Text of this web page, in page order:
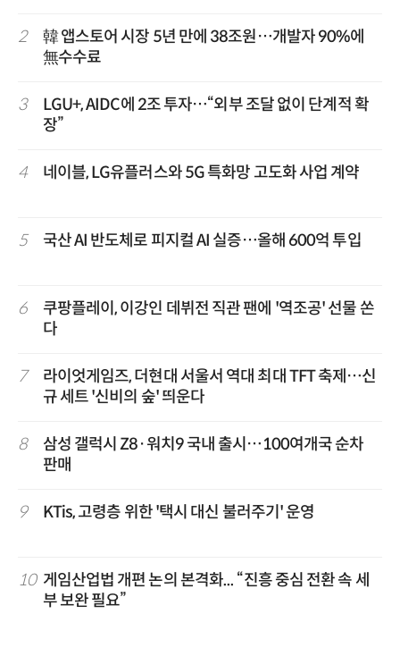
2
韓 앱스토어 시장 5년 만에 38조원…개발자 90%에
無수수료
3
LGU+, AIDC에 2조 투자…“외부 조달 없이 단계적 확
장”
4 네이블, LG유플러스와 5G 특화망 고도화 사업 계약
5 국산 AI 반도체로 피지컬 AI 실증…올해 600억 투입
6
쿠팡플레이, 이강인 데뷔전 직관 팬에 '역조공' 선물 쏜
다
7
라이엇게임즈, 더현대 서울서 역대 최대 TFT 축제…신
규 세트 '신비의 숲' 띄운다
8
삼성 갤럭시 Z8·워치9 국내 출시…100여개국 순차
판매
9 KTis, 고령층 위한 '택시 대신 불러주기' 운영
10 게임산업법 개편 논의 본격화... “진흥 중심 전환 속 세
부 보완 필요”